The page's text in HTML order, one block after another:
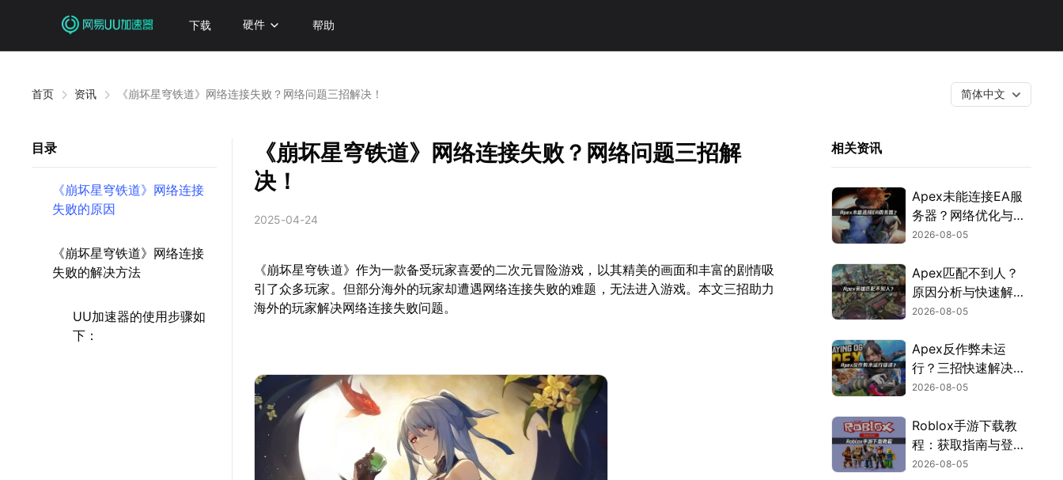
下载 硬件 帮助
首页 资讯 《崩坏星穹铁道》网络连接失败？网络问题三招解决！ 简体中文
目录
《崩坏星穹铁道》网络连接
失败的原因
《崩坏星穹铁道》网络连接
失败的解决方法
UU加速器的使用步骤如
下：
《崩坏星穹铁道》网络连接失败？网络问题三招解
决！
2025-04-24
《崩坏星穹铁道》作为一款备受玩家喜爱的二次元冒险游戏，以其精美的画面和丰富的剧情吸
引了众多玩家。但部分海外的玩家却遭遇网络连接失败的难题，无法进入游戏。本文三招助力
海外的玩家解决网络连接失败问题。
相关资讯
Apex未能连接EA服
务器？网络优化与故
障排查指南！
2026-08-05
Apex匹配不到人？
原因分析与快速解决
方案！
2026-08-05
Apex反作弊未运
行？三招快速解决方
案！
2026-08-05
Roblox手游下载教
程：获取指南与登录
解决方案！
2026-08-05